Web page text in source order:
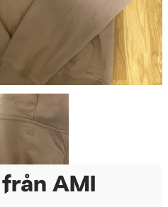
från AMI